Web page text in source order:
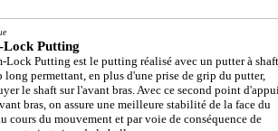
Putting
Lock Putting est le putting réalisé avec un putter à shaft
long permettant, en plus d'une prise de grip du putter,
le shaft sur l'avant bras. Avec ce second point
bras, on assure une meilleure stabilité de la face du
cours du mouvement et par voie de conséquence de